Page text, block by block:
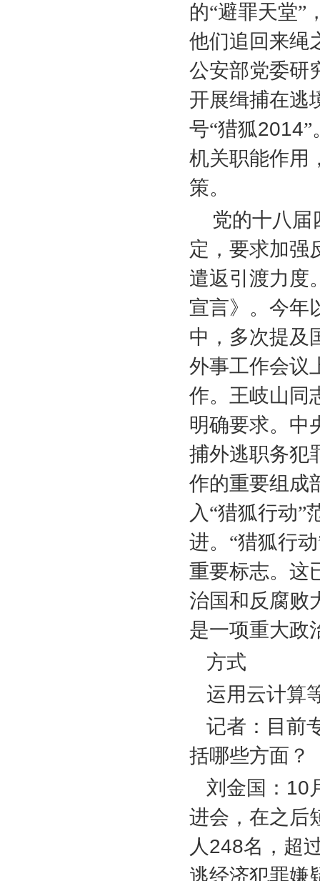
的“避罪天堂”
他们追回来绳
公安部党委研
开展缉捕在逃
号“猎狐2014”
机关职能作用
策。
党的十八届
定，要求加强
遣返引渡力度
宣言》。今年
中，多次提及
外事工作会议
作。王岐山同
明确要求。中
捕外逃职务犯
作的重要组成
入“猎狐行动”
进。“猎狐行
重要标志。这
治国和反腐败
是一项重大政
方式
运用云计算
记者：目前
括哪些方面？
刘金国： 10
进会，在之后
人 248名，超
逃经济犯罪嫌